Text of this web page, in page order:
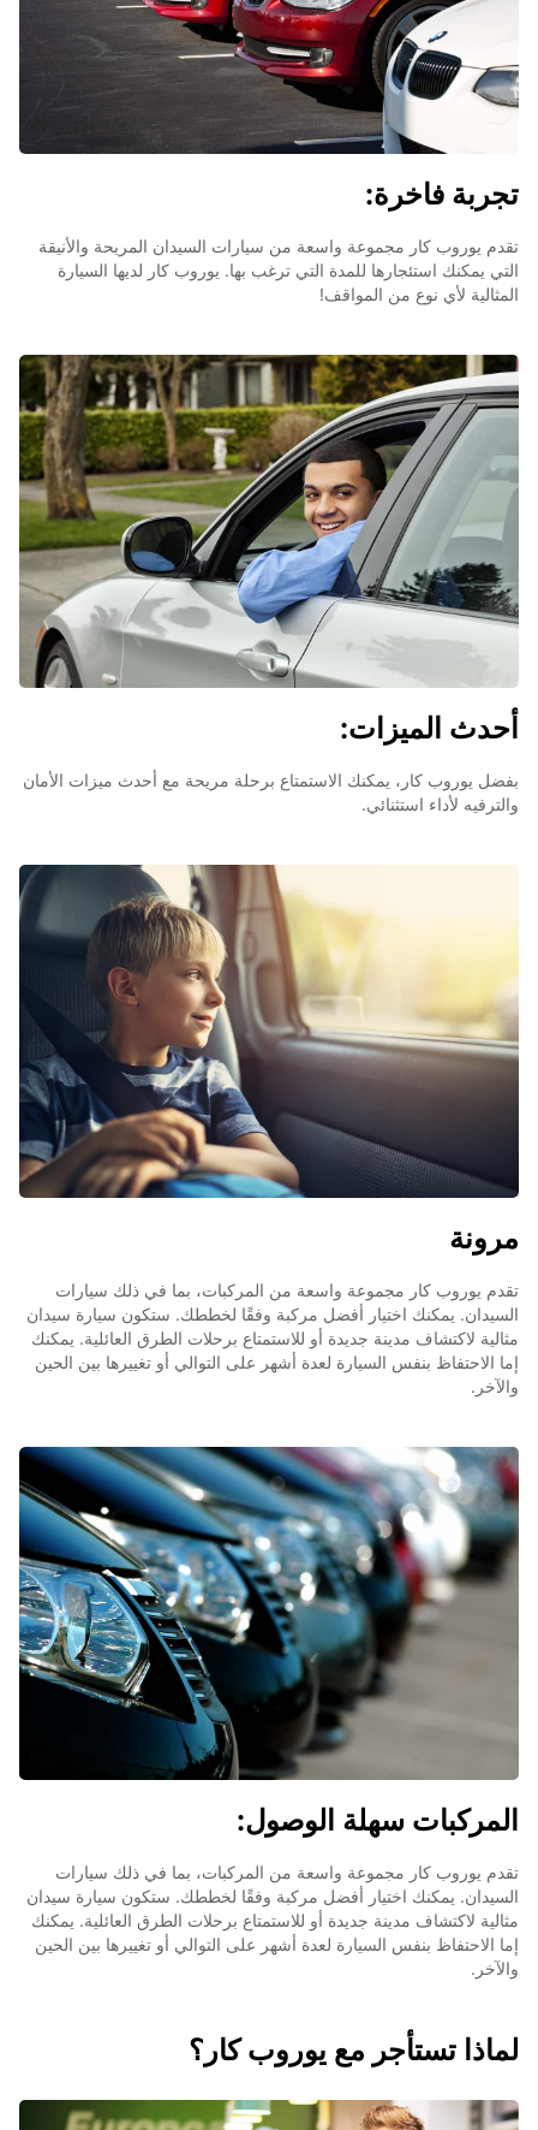
تجربة فاخرة:
تقدم يوروب كار مجموعة واسعة من سيارات السيدان المريحة والأنيقة
التي يمكنك استئجارها للمدة التي ترغب بها. يوروب كار لديها السيارة
المثالية لأي نوع من المواقف!
أحدث الميزات:
بفضل يوروب كار، يمكنك الاستمتاع برحلة مريحة مع أحدث ميزات الأمان
والترفيه لأداء استثنائي.
مرونة
تقدم يوروب كار مجموعة واسعة من المركبات، بما في ذلك سيارات
السيدان. يمكنك اختيار أفضل مركبة وفقًا لخططك. ستكون سيارة سيدان
مثالية لاكتشاف مدينة جديدة أو للاستمتاع برحلات الطرق العائلية. يمكنك
إما الاحتفاظ بنفس السيارة لعدة أشهر على التوالي أو تغييرها بين الحين
والآخر.
المركبات سهلة الوصول:
تقدم يوروب كار مجموعة واسعة من المركبات، بما في ذلك سيارات
السيدان. يمكنك اختيار أفضل مركبة وفقًا لخططك. ستكون سيارة سيدان
مثالية لاكتشاف مدينة جديدة أو للاستمتاع برحلات الطرق العائلية. يمكنك
إما الاحتفاظ بنفس السيارة لعدة أشهر على التوالي أو تغييرها بين الحين
والآخر.
لماذا تستأجر مع يوروب كار؟